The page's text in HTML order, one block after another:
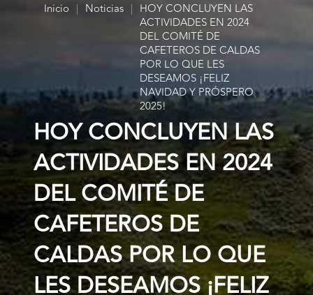
Inicio | Noticias | HOY CONCLUYEN LAS
ACTIVIDADES EN 2024
DEL COMITÉ DE
CAFETEROS DE CALDAS
POR LO QUE LES
DESEAMOS ¡FELIZ
NAVIDAD Y PRÓSPERO
2025!
HOY CONCLUYEN LAS
ACTIVIDADES EN 2024
DEL COMITÉ DE
CAFETEROS DE
CALDAS POR LO QUE
LES DESEAMOS ¡FELIZ